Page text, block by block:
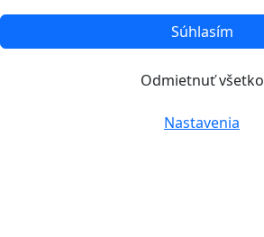
Súhlasím
Odmietnuť všetko
Nastavenia